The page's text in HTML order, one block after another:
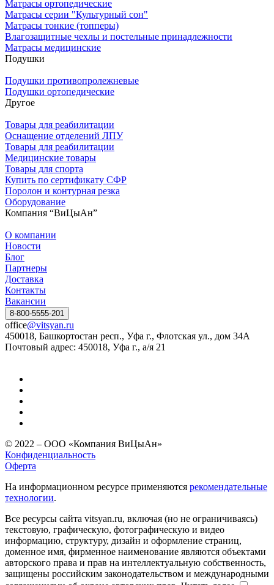
Матрасы ортопедические
Матрасы серии "Культурный сон"
Матрасы тонкие (топперы)
Влагозащитные чехлы и постельные принадлежности
Матрасы медицинские
Подушки
Подушки противопролежневые
Подушки ортопедические
Другое
Товары для реабилитации
Оснащение отделений ЛПУ
Товары для реабилитации
Медицинские товары
Товары для спорта
Купить по сертификату СФР
Поролон и контурная резка
Оборудование
Компания “ВиЦыАн”
О компании
Новости
Блог
Партнеры
Доставка
Контакты
Вакансии
8-800-5555-201
office@vitsyan.ru
450018, Башкортостан респ., Уфа г., Флотская ул., дом 34А
Почтовый адрес: 450018, Уфа г., а/я 21
© 2022 – ООО «Компания ВиЦыАн»
Конфиденциальность
Оферта
На информационном ресурсе применяются рекомендательные
технологии.
Все ресурсы сайта vitsyan.ru, включая (но не ограничиваясь)
текстовую, графическую, фотографическую и видео
информацию, структуру, дизайн и оформление страниц,
доменное имя, фирменное наименование являются объектами
авторского права и прав на интеллектуальную собственность,
защищены российским законодательством и международными